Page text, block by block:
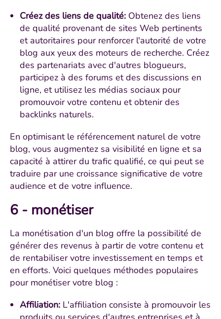
Créez des liens de qualité: Obtenez des liens
de qualité provenant de sites Web pertinents
et autoritaires pour renforcer l'autorité de votre
blog aux yeux des moteurs de recherche. Créez
des partenariats avec d'autres blogueurs,
participez à des forums et des discussions en
ligne, et utilisez les médias sociaux pour
promouvoir votre contenu et obtenir des
backlinks naturels.
En optimisant le référencement naturel de votre
blog, vous augmentez sa visibilité en ligne et sa
capacité à attirer du trafic qualifié, ce qui peut se
traduire par une croissance significative de votre
audience et de votre influence.
6 - monétiser
La monétisation d'un blog offre la possibilité de
générer des revenus à partir de votre contenu et
de rentabiliser votre investissement en temps et
en efforts. Voici quelques méthodes populaires
pour monétiser votre blog :
Affiliation: L'affiliation consiste à promouvoir les